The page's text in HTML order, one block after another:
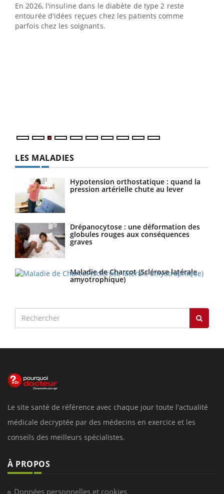
En 2026, l'insuline dans le diabète de type 2 reste
entourée d'idées reçues chez les patients comme
parfois chez les soignants.
LES MALADIES
Hypotension orthostatique : quand la
pression artérielle chute au lever
Drépanocytose : une déformation des
globules rouges aux conséquences
graves
Maladie de Charcot (Sclérose latérale
amyotrophique)
Le site santé de référence avec chaque jour toute l'actualité
médicale decryptée par des médecins en exercice et les
conseils des meilleurs spécialistes.
À PROPOS
Données personnelles et cookies